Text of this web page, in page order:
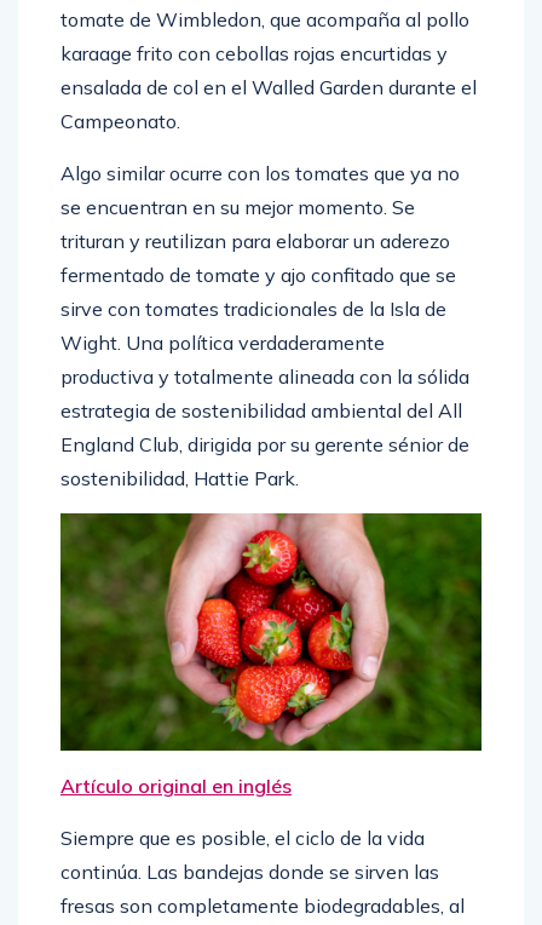
tomate de Wimbledon, que acompaña al pollo
karaage frito con cebollas rojas encurtidas y
ensalada de col en el Walled Garden durante el
Campeonato.
Algo similar ocurre con los tomates que ya no
se encuentran en su mejor momento. Se
trituran y reutilizan para elaborar un aderezo
fermentado de tomate y ajo confitado que se
sirve con tomates tradicionales de la Isla de
Wight. Una política verdaderamente
productiva y totalmente alineada con la sólida
estrategia de sostenibilidad ambiental del All
England Club, dirigida por su gerente sénior de
sostenibilidad, Hattie Park.
Artículo original en inglés
Siempre que es posible, el ciclo de la vida
continúa. Las bandejas donde se sirven las
fresas son completamente biodegradables, al